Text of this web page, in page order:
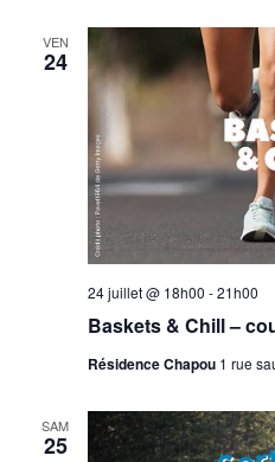
VEN
24
Baskets & Chill –
24 juillet @ 18h00 -21h00
Résidence Chapou 1 rue
SAM
25